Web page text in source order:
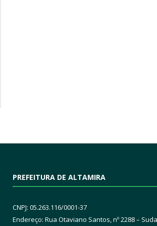
PREFEITURA DE ALTAMIRA
CNPJ: 05.263.116/0001-37
Endereço: Rua Otaviano Santos, nº 2288 –